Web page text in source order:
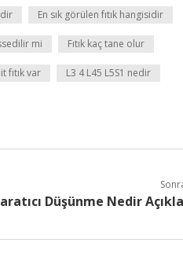
En sık görülen fıtık hangisidir
mi Fıtık kaç tane olur
fıtık var L3 4 L45 L5S1 nedir
Düşünme Nedir